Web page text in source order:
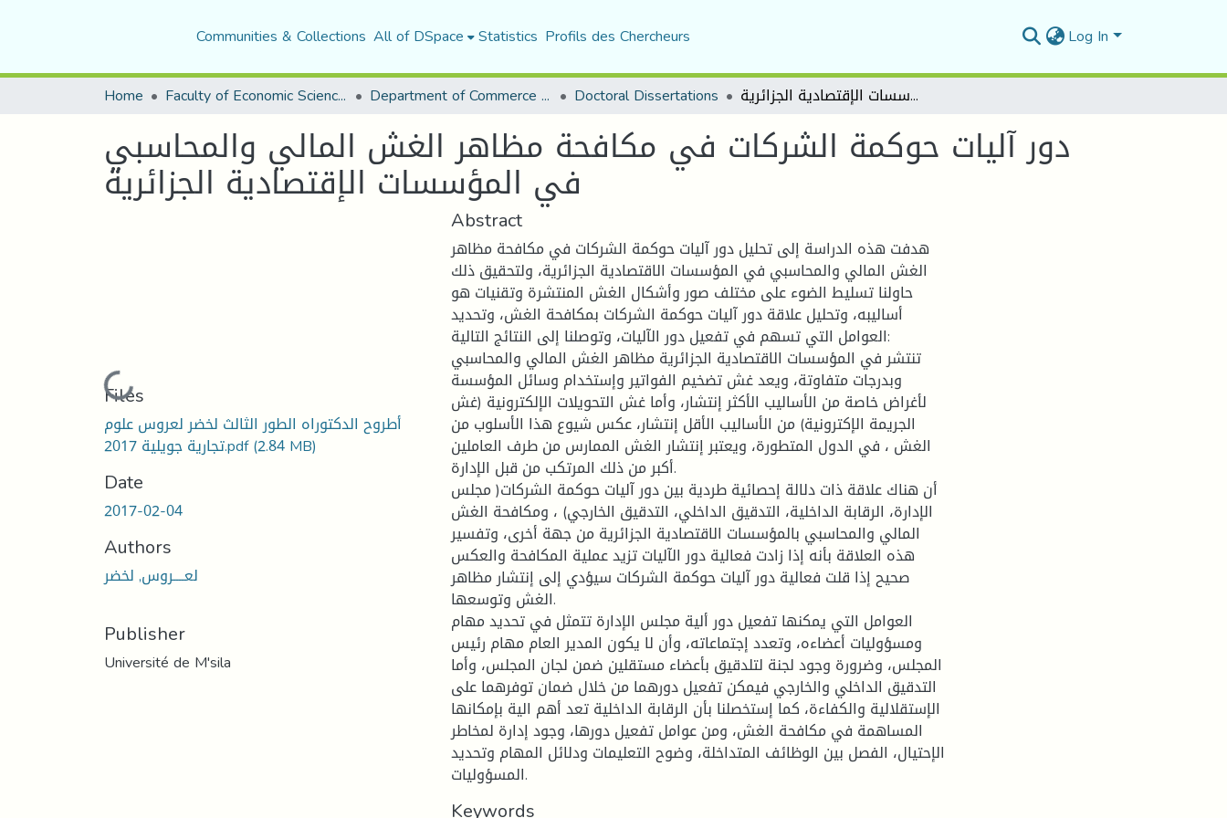
Communities & Collections All of DSpace Statistics Profils des Chercheurs Log In
Home Faculty of Economic Sciences, Commerce and Management Sciences Department of Commerce Science Doctoral Dissertations دور آليات حوكمة الشركات في مكافحة مظاهر الغش المالي والمحاسبي في المؤسسات الإقتصادية الجزائرية
دور آليات حوكمة الشركات في مكافحة مظاهر الغش المالي والمحاسبي
في المؤسسات الإقتصادية الجزائرية
Loading...
Files
أطروح الدكتوراه الطور الثالث لخضر لعروس علوم
تجارية جويلية 2017.pdf(2.84 MB)
Date
2017-02-04
Authors
لعــــروس, لخضر
Publisher
Université de M'sila
Abstract
هدفت هذه الدراسة إلى تحليل دور آليات حوكمة الشركات في مكافحة مظاهر
الغش المالي والمحاسبي في المؤسسات الاقتصادية الجزائرية، ولتحقيق ذلك
حاولنا تسليط الضوء على مختلف صور وأشكال الغش المنتشرة وتقنيات هو
أساليبه، وتحليل علاقة دور آليات حوكمة الشركات بمكافحة الغش، وتحديد
العوامل التي تسهم في تفعيل دور الآليات، وتوصلنا إلى النتائج التالية:
تنتشر في المؤسسات الاقتصادية الجزائرية مظاهر الغش المالي والمحاسبي
وبدرجات متفاوتة، ويعد غش تضخيم الفواتير وإستخدام وسائل المؤسسة
لأغراض خاصة من الأساليب الأكثر إنتشار، وأما غش التحويلات الإلكترونية (غش
الجريمة الإكترونية) من الأساليب الأقل إنتشار، عكس شيوع هذا الأسلوب من
الغش ، في الدول المتطورة، ويعتبر إنتشار الغش الممارس من طرف العاملين
أكبر من ذلك المرتكب من قبل الإدارة.
أن هناك علاقة ذات دلالة إحصائية طردية بين دور آليات حوكمة الشركات( مجلس
الإدارة، الرقابة الداخلية، التدقيق الداخلي، التدقيق الخارجي) ، ومكافحة الغش
المالي والمحاسبي بالمؤسسات الاقتصادية الجزائرية من جهة أخرى، وتفسير
هذه العلاقة بأنه إذا زادت فعالية دور الآليات تزيد عملية المكافحة والعكس
صحيح إذا قلت فعالية دور آليات حوكمة الشركات سيؤدي إلى إنتشار مظاهر
الغش وتوسعها.
العوامل التي يمكنها تفعيل دور ألية مجلس الإدارة تتمثل في تحديد مهام
ومسؤوليات أعضاءه، وتعدد إجتماعاته، وأن لا يكون المدير العام مهام رئيس
المجلس، وضرورة وجود لجنة لتلدقيق بأعضاء مستقلين ضمن لجان المجلس، وأما
التدقيق الداخلي والخارجي فيمكن تفعيل دورهما من خلال ضمان توفرهما على
الإستقلالية والكفاءة، كما إستخصلنا بأن الرقابة الداخلية تعد أهم الية بإمكانها
المساهمة في مكافحة الغش، ومن عوامل تفعيل دورها، وجود إدارة لمخاطر
الإحتيال، الفصل بين الوظائف المتداخلة، وضوح التعليمات ودلائل المهام وتحديد
المسؤوليات.
Keywords